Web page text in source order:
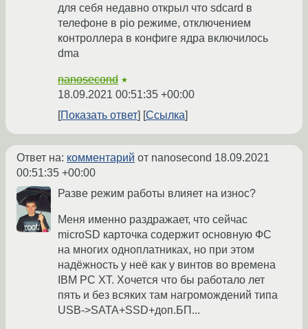
для себя недавно открыл что sdcard в
телефоне в pio режиме, отключением
контроллера в конфиге ядра включилось
dma
nanosecond ★
18.09.2021 00:51:35 +00:00
Показать ответ
Ссылка
Ответ на: комментарий от nanosecond 18.09.2021
00:51:35 +00:00
Разве режим работы влияет на износ?
Меня именно раздражает, что сейчас
microSD карточка содержит основную ФС
на многих одноплатниках, но при этом
надёжность у неё как у винтов во времена
IBM PC XT. Хочется что бы работало лет
пять и без всяких там нагромождений типа
USB->SATA+SSD+доп.БП...